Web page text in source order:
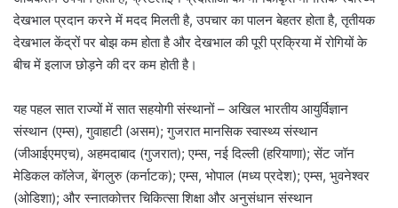
देखभाल प्रदान करने में मदद मिलती है, उपचार का पालन बेहतर होता है, तृतीयक
देखभाल केंद्रों पर बोझ कम होता है और देखभाल की पूरी प्रक्रिया में रोगियों के
बीच में इलाज छोड़ने की दर कम होती है।
यह पहल सात राज्यों में सात सहयोगी संस्थानों – अखिल भारतीय आयुर्विज्ञान
संस्थान (एम्‍स), गुवाहाटी (असम); गुजरात मानसिक स्वास्थ्य संस्थान
(जीआईएमएच), अहमदाबाद (गुजरात); एम्‍स, नई दिल्ली (हरियाणा); सेंट जॉन
मेडिकल कॉलेज, बेंगलुरु (कर्नाटक); एम्‍स, भोपाल (मध्य प्रदेश); एम्‍स, भुवनेश्वर
(ओडिशा); और स्नातकोत्तर चिकित्सा शिक्षा और अनुसंधान संस्थान